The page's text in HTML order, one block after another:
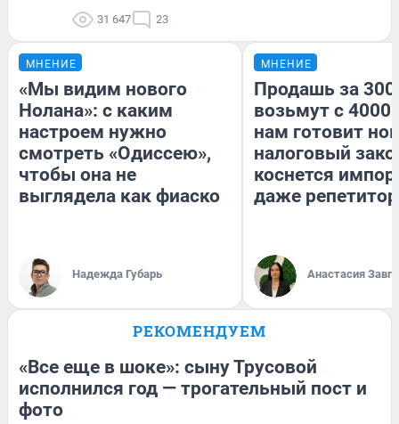
31 647 23
МНЕНИЕ
«Мы видим нового
Нолана»: с каким
настроем нужно
смотреть «Одиссею»,
чтобы она не
выглядела как фиаско
Надежда Губарь
МНЕНИЕ
Продашь за
возьмут с
нам готовит
налоговый
коснется
даже
Анастасия
РЕКОМЕНДУЕМ
«Все еще в шоке»: сыну Трусовой
исполнился год — трогательный пост и
фото